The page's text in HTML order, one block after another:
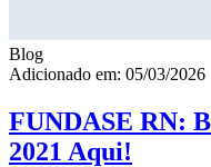
Blog
Adicionado em: 05/03/2026
FUNDASE RN:
2021 Aqui!